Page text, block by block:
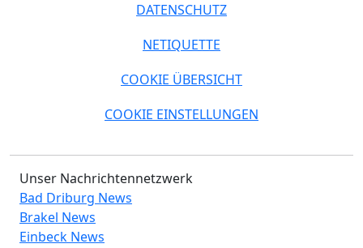
DATENSCHUTZ
NETIQUETTE
COOKIE ÜBERSICHT
COOKIE EINSTELLUNGEN
Unser Nachrichtennetzwerk
Bad Driburg News
Brakel News
Einbeck News